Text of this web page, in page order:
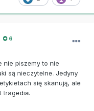
6
nie piszemy to nie
są nieczytelne. Jedyny
się skanują, ale
tragedia.